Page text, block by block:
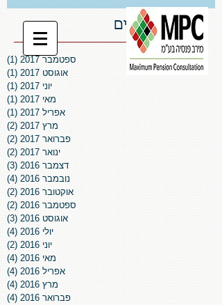
ארכיון פרסומים
ספטמבר 2017 (1)
אוגוסט 2017
(1)
יוני 2017
(1)
מאי 2017
(1)
אפריל 2017
(1)
מרץ 2017
(2)
פברואר 2017
(2)
ינואר 2017
(2)
דצמבר 2016
(3)
נובמבר 2016
(4)
אוקטובר 2016
(2)
ספטמבר 2016
(2)
אוגוסט 2016
(3)
יולי 2016
(4)
יוני 2016
(2)
מאי 2016
(4)
אפריל 2016
(4)
מרץ 2016
(4)
פברואר 2016
(4)